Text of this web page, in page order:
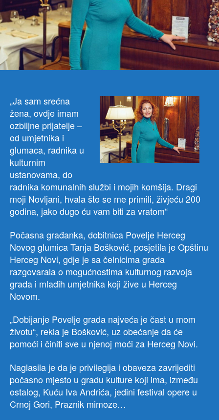
čast
„Ja sam srećna
žena, ovdje imam
ozbiljne prijatelje –
od umjetnika i
glumaca, radnika u
kulturnim
ustanovama, do
radnika komunalnih službi i mojih komšija. Dragi
moji Novljani, hvala što se me primili, živjeću 200
godina, jako dugo ću vam biti za vratom“
Počasna građanka, dobitnica Povelje Herceg
Novog glumica Tanja Bošković, posjetila je Opštinu
Herceg Novi, gdje je sa čelnicima grada
razgovarala o mogućnostima kulturnog razvoja
grada i mladih umjetnika koji žive u Herceg
Novom.
„Dobijanje Povelje grada najveća je čast u mom
životu“, rekla je Bošković, uz obećanje da će
pomoći i činiti sve u njenoj moći za Herceg Novi.
Naglasila je da je privilegija i obaveza zavrijediti
počasno mjesto u gradu kulture koji ima, između
ostalog, Kuću Iva Andrića, jedini festival opere u
Crnoj Gori, Praznik mimoze…